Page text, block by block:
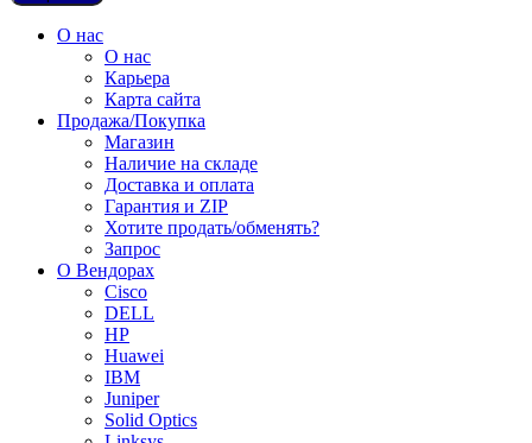
О нас
О нас
Карьера
Карта сайта
Продажа/Покупка
Магазин
Наличие на складе
Доставка и оплата
Гарантия и ZIP
Хотите продать/обменять?
Запрос
О Вендорах
Cisco
DELL
HP
Huawei
IBM
Juniper
Solid Optics